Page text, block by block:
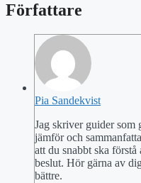
Författare
Pia Sandekvist
Jag skriver guider som
jämför och
att du snabbt ska
beslut. Hör gärna av
bättre.